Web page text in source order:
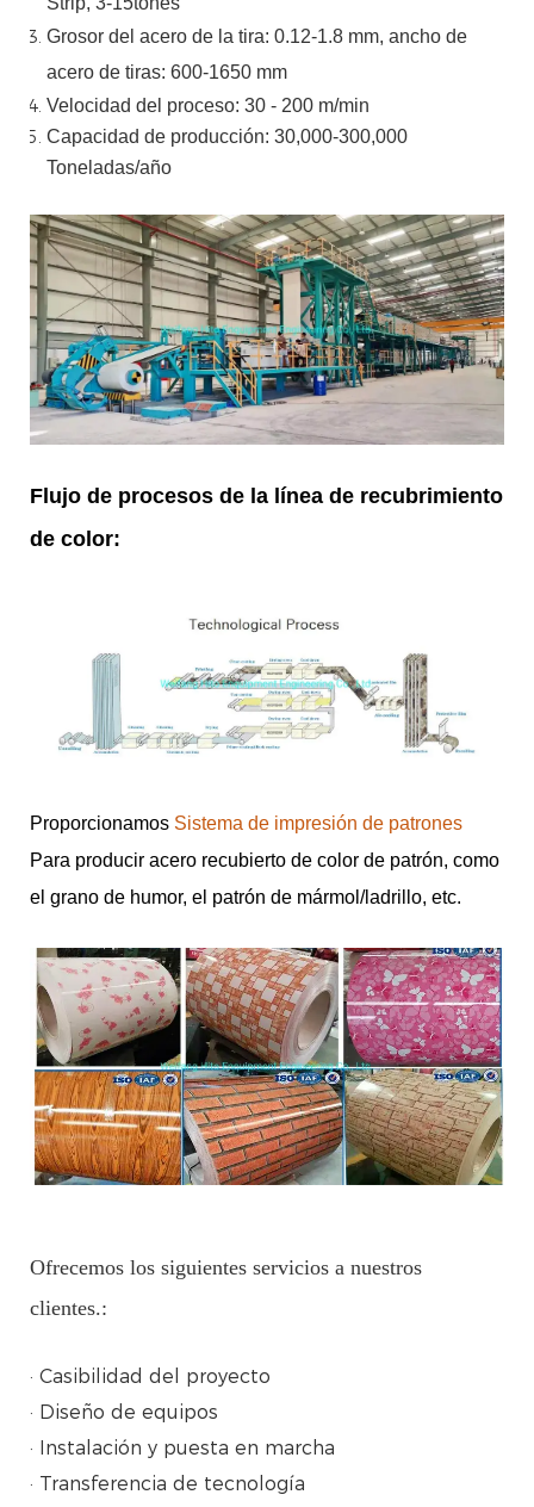
Grosor del acero de la tira: 0.12-1.8 mm, ancho de
acero de tiras: 600-1650 mm
Velocidad del proceso: 30 - 200 m/min
Capacidad de producción: 30,000-300,000
Toneladas/año
Flujo de procesos de la línea de recubrimiento
de color:
Proporcionamos Sistema de impresión de patrones
Para producir acero recubierto de color de patrón, como
el grano de humor, el patrón de mármol/ladrillo, etc.
Ofrecemos los siguientes servicios a nuestros
clientes.:
· Casibilidad del proyecto
· Diseño de equipos
· Instalación y puesta en marcha
· Transferencia de tecnología